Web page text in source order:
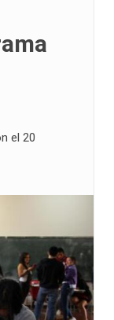
el 20